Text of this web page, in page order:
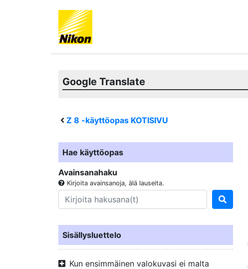
Google Translate
Z 8 -käyttöopas KOTISIVU
Hae käyttöopas
Avainsanahaku
Kirjoita avainsanoja, älä lauseita.
Sisällysluettelo
Kun ensimmäinen valokuvasi ei malta